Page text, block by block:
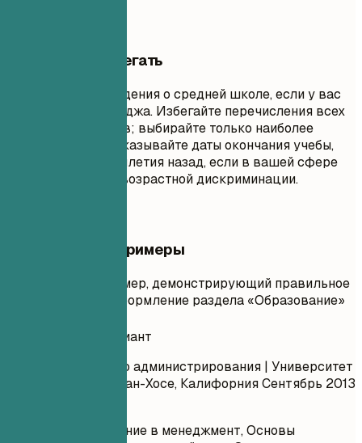
Чего лучше избегать
Не включайте сведения о средней школе, если у вас
есть диплом колледжа. Избегайте перечисления всех
пройденных курсов; выбирайте только наиболее
релевантные. Не указывайте даты окончания учебы,
полученные десятилетия назад, если в вашей сфере
существует риск возрастной дискриминации.
Практические примеры
Практический пример, демонстрирующий правильное
и неправильное оформление раздела «Образование»
Неудачный вариант
Бакалавр делового администрирования | Университет
штата Сан-Хосе | Сан-Хосе, КалифорнияСентябрь 2013
Курсы: Введение в менеджмент, Основы